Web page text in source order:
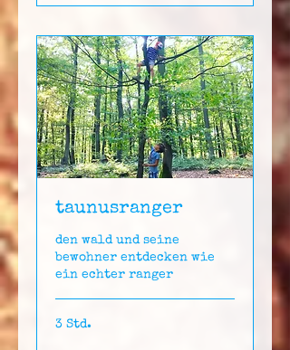
taunusranger
den wald und seine
bewohner entdecken wie
ein echter ranger
3 Std.